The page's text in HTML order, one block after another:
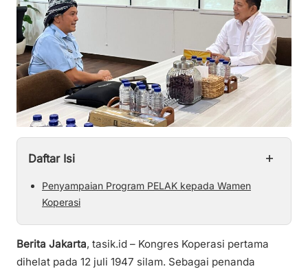
Daftar Isi +
Penyampaian Program PELAK kepada Wamen
Koperasi
Berita Jakarta, tasik.id – Kongres Koperasi pertama
dihelat pada 12 juli 1947 silam. Sebagai penanda